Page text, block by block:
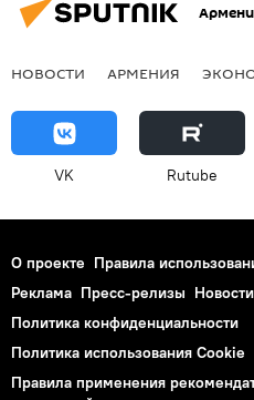
НОВОСТИ АРМЕНИЯ
VK Rutube
О проекте Правила
Реклама Пресс-релизы
Политика конфиденциальности
Политика использования Cookie
Правила применения